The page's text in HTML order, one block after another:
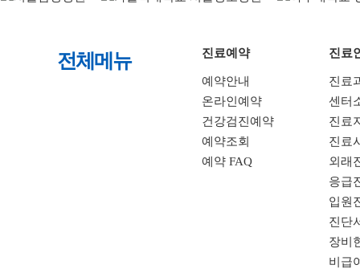
전체메뉴 진료예약
예약안내
온라인예약
건강검진예약
예약조회
예약 FAQ
진료
진료
센터
진료
진료
외래
응급
입원
진단
장비
비급